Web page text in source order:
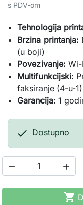
s PDV-om
Tehnologija
Brzina printanja:
(u boji)
Povezivanje: Wi-
Multifunkcijski:
faksiranje (4-u-1)
Garancija: 1
 Dostupno
 
